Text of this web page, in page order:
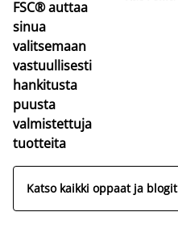
FSC® auttaa
sinua
valitsemaan
vastuullisesti
hankitusta
puusta
valmistettuja
tuotteita
Katso kaikki oppaat ja blogit